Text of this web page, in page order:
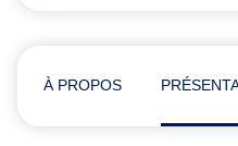
À PROPOS